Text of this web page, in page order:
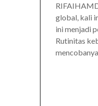
global, kali
ini menjadi
Rutinitas